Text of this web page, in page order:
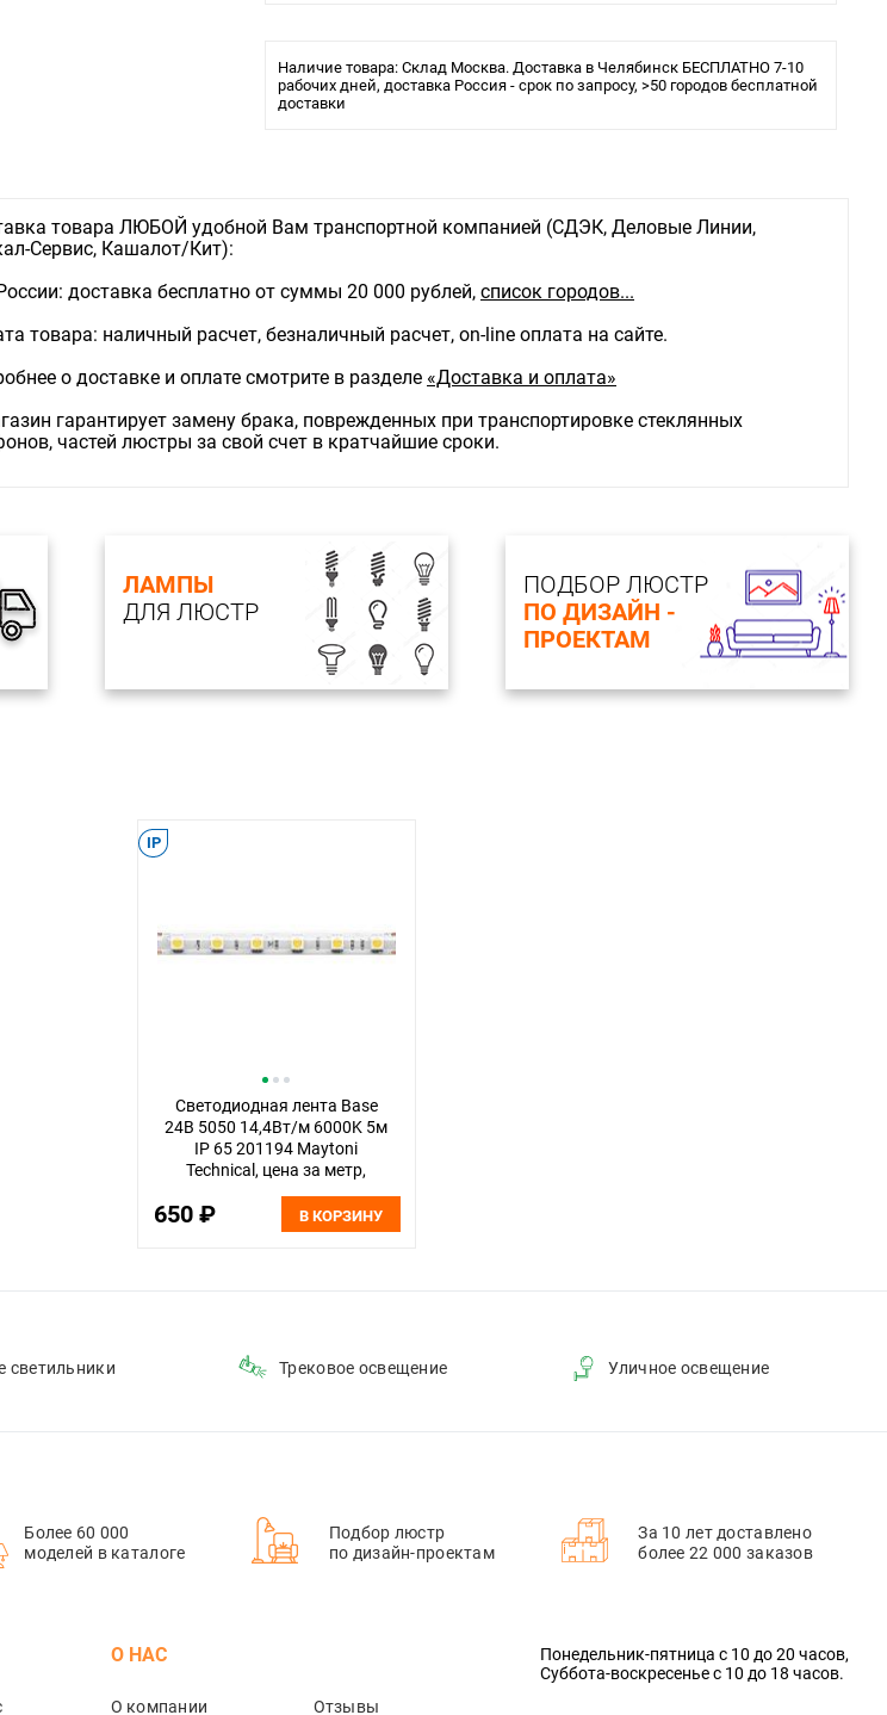
Наличие товара: Склад Москва. Доставка в Челябинск БЕСПЛАТНО 7-10
рабочих дней, доставка Россия - срок по запросу, >50 городов бесплатной
доставки
товара ЛЮБОЙ удобной Вам транспортной компанией (СДЭК, Деловые Линии,
Сервис, Кашалот/Кит):
доставка бесплатно от суммы 20 000 рублей, список городов...
товара: наличный расчет, безналичный расчет, on-line оплата на сайте.
о доставке и оплате смотрите в разделе «Доставка и оплата»
гарантирует замену брака, поврежденных при транспортировке стеклянных
частей люстры за свой счет в кратчайшие сроки.
ЛАМПЫ
ДЛЯ ЛЮСТР
ПОДБОР ЛЮСТР
ПО ДИЗАЙН -
ПРОЕКТАМ
IP
Светодиодная лента Base
24В 5050 14,4Вт/м 6000K 5м
IP 65 201194 Maytoni
Technical, цена за метр,
650 ₽ В КОРЗИНУ
светильники Трековое освещение Уличное освещение
Более 60 000
моделей в каталоге
Подбор люстр
по дизайн-проектам
За 10 лет доставлено
более 22 000 заказов
О НАС
О компании Отзывы
Понедельник-пятница с 10 до 20 часов,
Суббота-воскресенье с 10 до 18 часов.